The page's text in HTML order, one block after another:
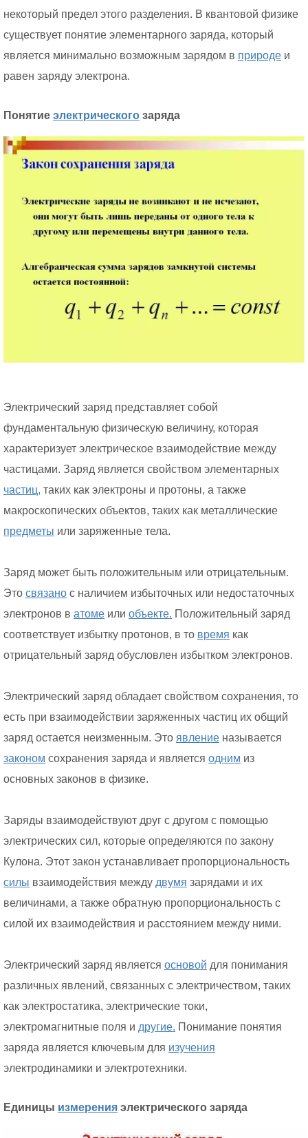
некоторый предел этого разделения. В квантовой физике
существует понятие элементарного заряда, который
является минимально возможным зарядом в природе и
равен заряду электрона.
Понятие электрического заряда
Электрический заряд представляет собой
фундаментальную физическую величину, которая
характеризует электрическое взаимодействие между
частицами. Заряд является свойством элементарных
частиц, таких как электроны и протоны, а также
макроскопических объектов, таких как металлические
предметы или заряженные тела.
Заряд может быть положительным или отрицательным.
Это связано с наличием избыточных или недостаточных
электронов в атоме или объекте. Положительный заряд
соответствует избытку протонов, в то время как
отрицательный заряд обусловлен избытком электронов.
Электрический заряд обладает свойством сохранения, то
есть при взаимодействии заряженных частиц их общий
заряд остается неизменным. Это явление называется
законом сохранения заряда и является одним из
основных законов в физике.
Заряды взаимодействуют друг с другом с помощью
электрических сил, которые определяются по закону
Кулона. Этот закон устанавливает пропорциональность
силы взаимодействия между двумя зарядами и их
величинами, а также обратную пропорциональность с
силой их взаимодействия и расстоянием между ними.
Электрический заряд является основой для понимания
различных явлений, связанных с электричеством, таких
как электростатика, электрические токи,
электромагнитные поля и другие. Понимание понятия
заряда является ключевым для изучения
электродинамики и электротехники.
Единицы измерения электрического заряда